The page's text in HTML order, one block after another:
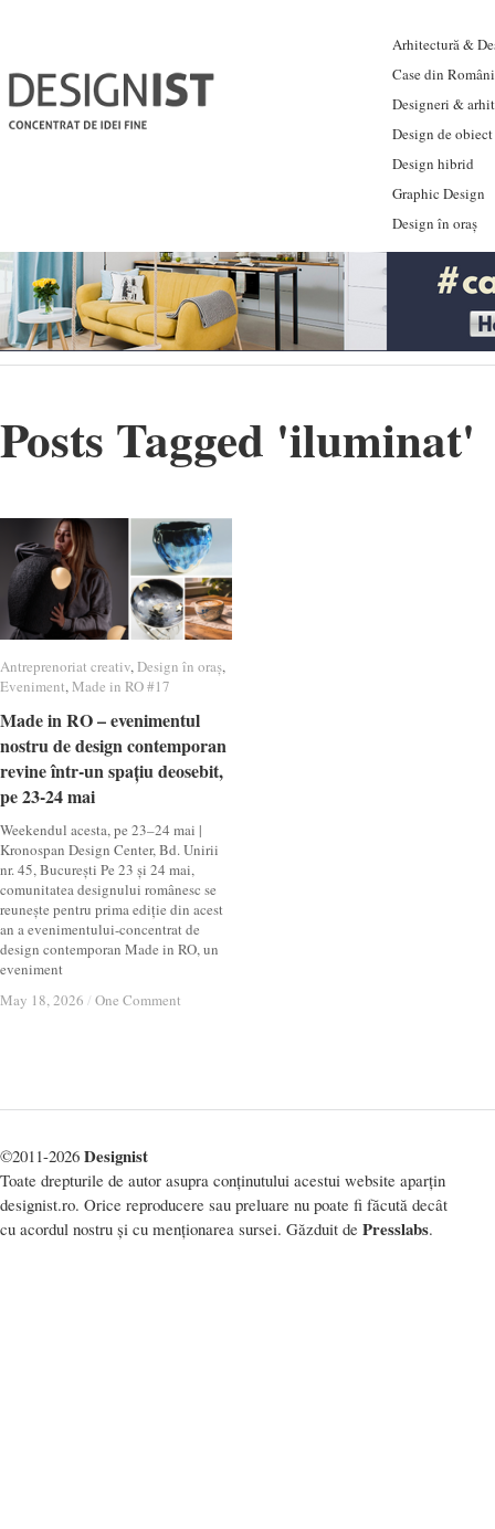
Arhitectură &
Case din
Designeri &
Design de obiect
Design hibrid
Graphic Design
Design în oraș
Posts Tagged 'iluminat'
Antreprenoriat creativ,Design în oraș,
Eveniment,Made in RO #17
Made in RO – evenimentul
nostru de design contemporan
revine într-un spațiu deosebit,
pe 23-24 mai
Weekendul acesta, pe 23–24 mai |
Kronospan Design Center, Bd. Unirii
nr. 45, București Pe 23 și 24 mai,
comunitatea designului românesc se
reunește pentru prima ediție din acest
an a evenimentului-concentrat de
design contemporan Made in RO, un
eveniment
May 18, 2026 / One Comment
Antreprenoriat creativ Design în oraș
Eveniment Made in RO #17
Made in RO – evenimentul
nostru de design contemporan
revine într-un spațiu deosebit,
pe 23-24 mai
May 18, 2026 / One Comment
©2011-2026 Designist
Toate drepturile de autor asupra conținutului acestui website aparțin
designist.ro. Orice reproducere sau preluare nu poate fi făcută decât
cu acordul nostru și cu menționarea sursei. Găzduit de Presslabs.